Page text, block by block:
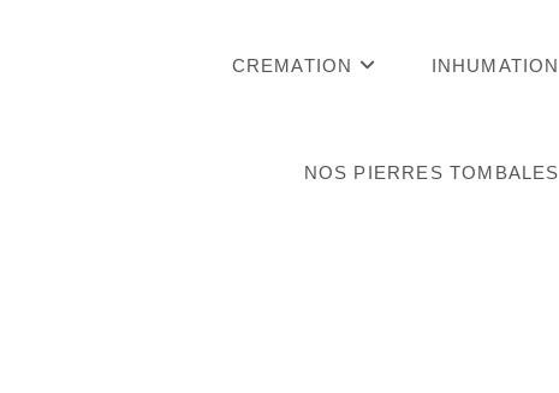
CREMATION INHUMATION
NOS PIERRES TOMBALES